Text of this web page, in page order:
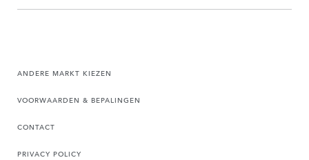
ANDERE MARKT KIEZEN
VOORWAARDEN & BEPALINGEN
CONTACT
PRIVACY POLICY